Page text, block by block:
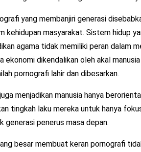
yang membanjiri generasi
kehidupan masyarakat. Sistem hidup
agama tidak memiliki peran dalam
ekonomi dikendalikan oleh akal
pornografi lahir dan dibesarkan.
menjadikan manusia hanya
tingkah laku mereka untuk hanya
generasi penerus masa depan.
besar membuat keran pornografi